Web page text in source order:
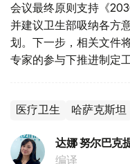
会议最终原则支持《
并建议卫生部吸纳各方
划。下一步，相关文件
专家的参与下推进制定工
医疗卫生 哈萨克斯坦
达娜 努尔巴克
编译